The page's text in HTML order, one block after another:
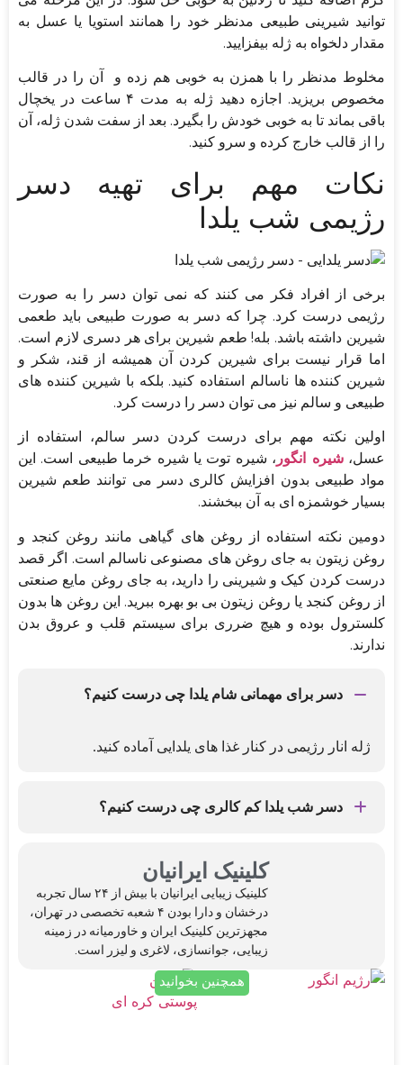
توانید شیرینی طبیعی مدنظر خود را همانند استویا یا عسل به
مقدار دلخواه به ژله بیفزایید.
مخلوط مدنظر را با همزن به خوبی هم زده و آن را در قالب
مخصوص بریزید. اجازه دهید ژله به مدت ۴ ساعت در یخچال
باقی بماند تا به خوبی خودش را بگیرد. بعد از سفت شدن ژله، آن
را از قالب خارج کرده و سرو کنید.
نکات مهم برای تهیه دسر
رژیمی شب یلدا
برخی از افراد فکر می کنند که نمی توان دسر را به صورت
رژیمی درست کرد. چرا که دسر به صورت طبیعی باید طعمی
شیرین داشته باشد. بله! طعم شیرین برای هر دسری لازم است.
اما قرار نیست برای شیرین کردن آن همیشه از قند، شکر و
شیرین کننده ها ناسالم استفاده کنید. بلکه با شیرین کننده های
طبیعی و سالم نیز می توان دسر را درست کرد.
اولین نکته مهم برای درست کردن دسر سالم، استفاده از
عسل،شیره انگور ، شیره توت یا شیره خرما طبیعی است. این
مواد طبیعی بدون افزایش کالری دسر می توانند طعم شیرین
بسیار خوشمزه ای به آن ببخشند.
دومین نکته استفاده از روغن های گیاهی مانند روغن کنجد و
روغن زیتون به جای روغن های مصنوعی ناسالم است. اگر قصد
درست کردن کیک و شیرینی را دارید، به جای روغن مایع صنعتی
از روغن کنجد یا روغن زیتون بی بو بهره ببرید. این روغن ها بدون
کلسترول بوده و هیچ ضرری برای سیستم قلب و عروق بدن
ندارند.
دسر برای مهمانی شام یلدا چی درست کنیم؟
ژله انار رژیمی در کنار غذا های یلدایی آماده کنید.
دسر شب یلدا کم کالری چی درست کنیم؟
کلینیک ایرانیان
کلینیک‌ زیبایی ایرانیان با بیش از ۲۴ سال تجربه
درخشان و دارا بودن ۴ شعبه تخصصی در تهران،
مجهزترین کلینیک ایران و خاورمیانه در زمینه
زیبایی، جوانسازی، لاغری و لیزر است.
همچنین بخوانید